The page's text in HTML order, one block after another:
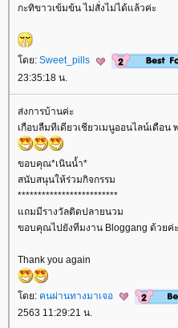
กะทิขาวเข้มข้น ไม่สั่งไม่ได้แล้วค่ะ
ดย: Sweet_pills
23:35:18 น.
ส่งการบ้านค่ะ
เกือบลืมทีเดียวเชียวเมนูออนไลน์เดือน
ขอบคุณ*เนินน้ำ*
สนับสนุนให้ร่วมกิจกรรม
*************************
ถมมีรางวัลติดปลายนวม
ขอบคุณไปยังทีมงาน Bloggang ด้วยค่ะ
Thank you again
ดย: คนผ่านทางมาเจอ
2563 11:29:21 น.